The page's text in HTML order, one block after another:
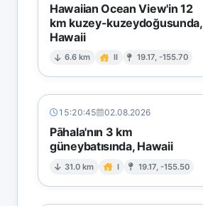
Hawaiian Ocean View'in 12
km kuzey-kuzeydoğusunda,
Hawaii
6.6 km II 19.17, -155.70
15:20:45 02.08.2026
Pāhala'nın 3 km
güneybatısında, Hawaii
31.0 km I 19.17, -155.50